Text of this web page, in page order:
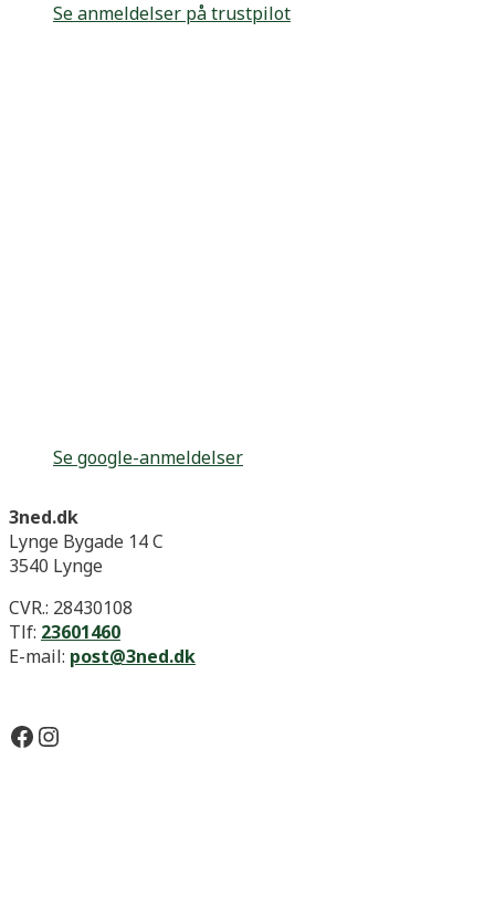
Se anmeldelser på trustpilot
Se google-anmeldelser
3ned.dk
Lynge Bygade 14 C
3540 Lynge
CVR.: 28430108
Tlf: 23601460
E-mail: post@3ned.dk
Facebook
Instagram